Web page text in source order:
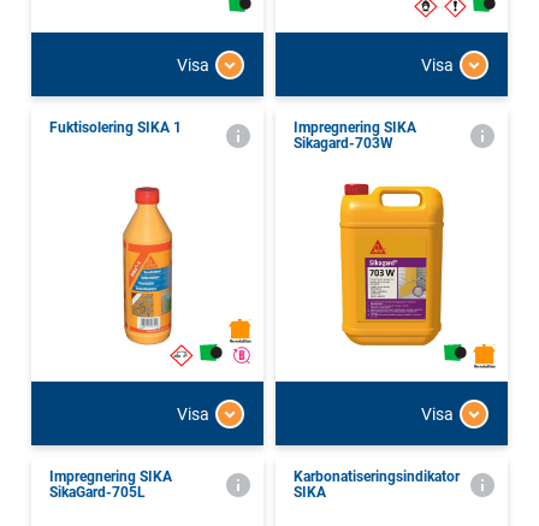
Visa Visa
Fuktisolering SIKA 1
Visa
Impregnering SIKA
Sikagard-703W
Visa
Impregnering SIKA
SikaGard-705L
Karbonatiseringsindikator
SIKA